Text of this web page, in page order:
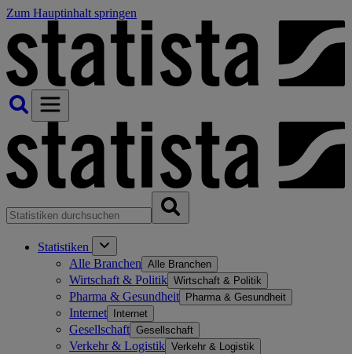
Zum Hauptinhalt springen
Statistiken
Alle Branchen Alle Branchen
Wirtschaft & Politik Wirtschaft & Politik
Pharma & Gesundheit Pharma & Gesundheit
Internet Internet
Gesellschaft Gesellschaft
Verkehr & Logistik Verkehr & Logistik